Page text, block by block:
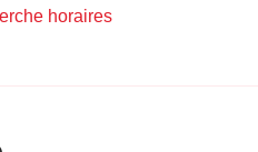
horaires